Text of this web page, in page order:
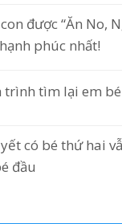
được “Ăn No,
phúc nhất!
trình tìm lại em
có bé thứ hai
đầu